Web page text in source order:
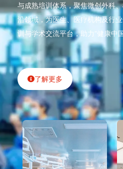
与成熟培训体系，聚焦微创外科
沿领域，为医生、医疗机构及行
训与学术交流平台，助力“健康中
了解更多